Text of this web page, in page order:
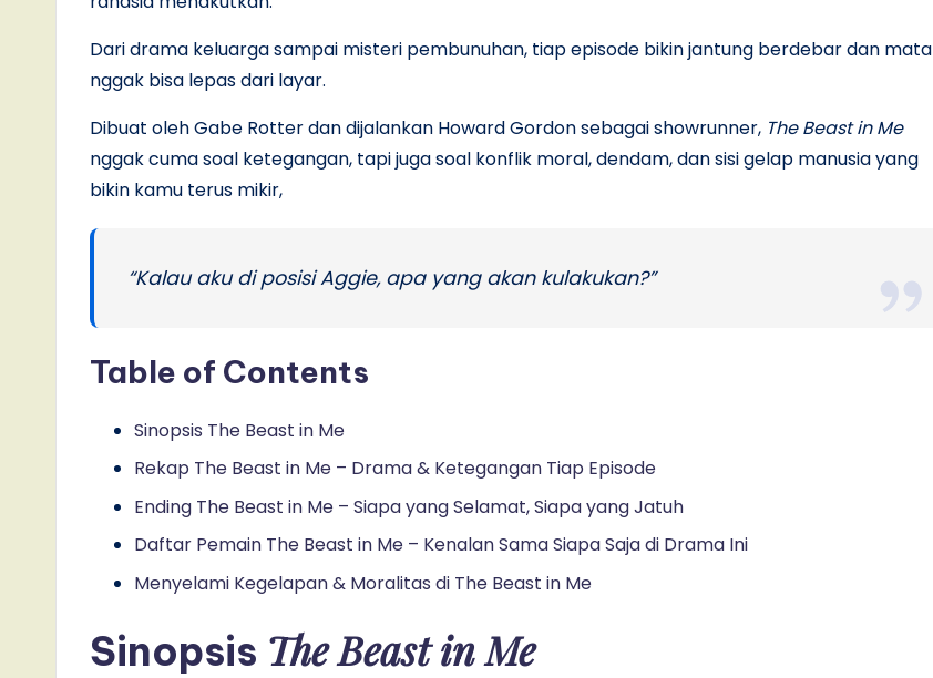
Dari drama keluarga sampai misteri pembunuhan, tiap episode bikin jantung berdebar dan mata
nggak bisa lepas dari layar.
Dibuat oleh Gabe Rotter dan dijalankan Howard Gordon sebagai showrunner, The Beast in Me
nggak cuma soal ketegangan, tapi juga soal konflik moral, dendam, dan sisi gelap manusia yang
bikin kamu terus mikir,
“Kalau aku di posisi Aggie, apa yang akan kulakukan?”
Table of Contents
Sinopsis The Beast in Me
Rekap The Beast in Me – Drama & Ketegangan Tiap Episode
Ending The Beast in Me – Siapa yang Selamat, Siapa yang Jatuh
Daftar Pemain The Beast in Me – Kenalan Sama Siapa Saja di Drama Ini
Menyelami Kegelapan & Moralitas di The Beast in Me
Sinopsis The Beast in Me